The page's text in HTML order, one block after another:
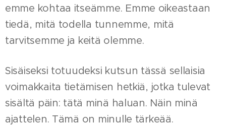
emme kohtaa itseämme. Emme oikeastaan
tiedä, mitä todella tunnemme, mitä
tarvitsemme ja keitä olemme.
Sisäiseksi totuudeksi kutsun tässä sellaisia
voimakkaita tietämisen hetkiä, jotka tulevat
sisältä päin: tätä minä haluan. Näin minä
ajattelen. Tämä on minulle tärkeää.